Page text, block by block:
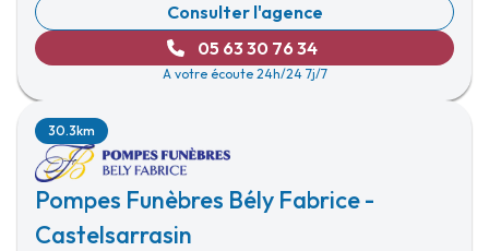
Consulter l'agence
05 63 30 76 34
A votre écoute 24h/24 7j/7
Pompes Funèbres Bély Fabrice -
Castelsarrasin
30.3km